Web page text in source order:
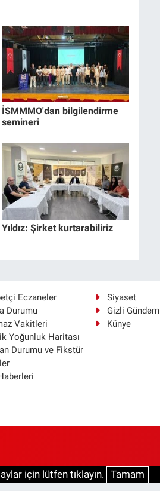
İSMMMO'dan bilgilendirme
semineri
Yıldız: Şirket kurtarabiliriz
Eczaneler
Durumu
Vakitleri
Yoğunluk Haritası
Durumu ve Fikstür
Siyaset
Gizli Gündem
Künye
için lütfen tıklayın. Tamam